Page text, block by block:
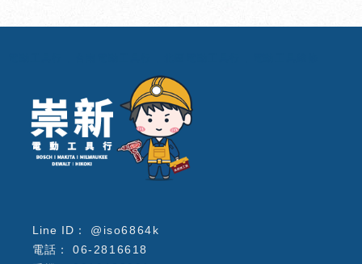
@iso6864k
06-2816618